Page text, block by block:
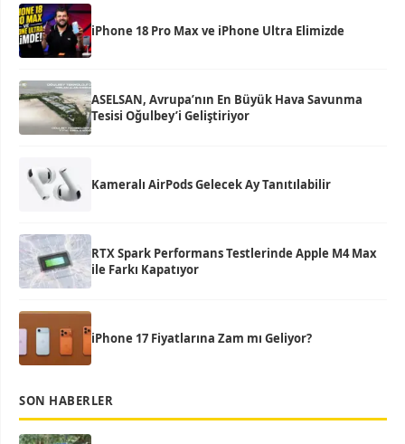
iPhone 18 Pro Max ve iPhone Ultra Elimizde
ASELSAN, Avrupa’nın En Büyük Hava Savunma
Tesisi Oğulbey’i Geliştiriyor
Kameralı AirPods Gelecek Ay Tanıtılabilir
RTX Spark Performans Testlerinde Apple M4 Max
ile Farkı Kapatıyor
iPhone 17 Fiyatlarına Zam mı Geliyor?
SON HABERLER